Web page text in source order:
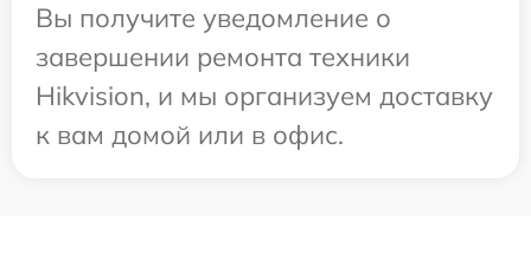
Вы получите уведомление о
завершении ремонта техники
Hikvision, и мы организуем доставку
к вам домой или в офис.